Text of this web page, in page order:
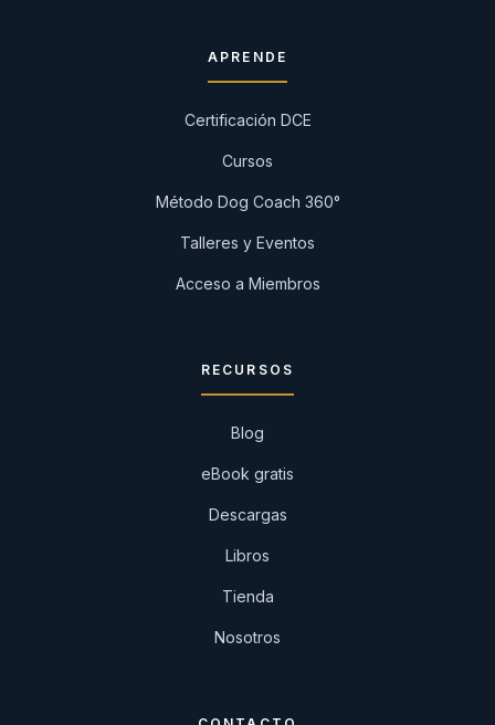
APRENDE
Certificación DCE
Cursos
Método Dog Coach 360°
Talleres y Eventos
Acceso a Miembros
RECURSOS
Blog
eBook gratis
Descargas
Libros
Tienda
Nosotros